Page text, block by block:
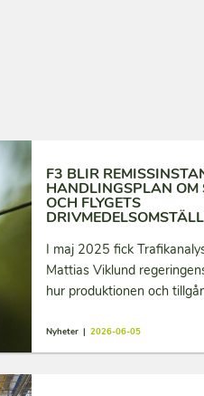
F3 BLIR
HANDLINGSPLAN OM
OCH FLYGETS
I maj 2025 fick
Mattias Viklund
hur produktionen och
Nyheter | 2026-06-05